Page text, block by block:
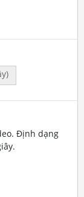
Định dạng